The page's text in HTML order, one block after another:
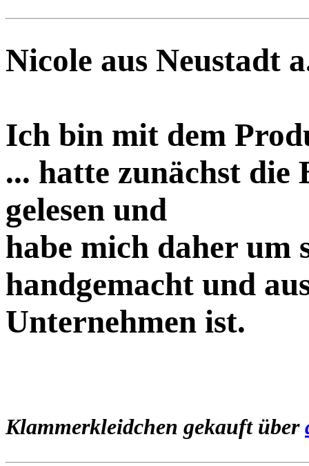
Nicole aus Neustadt
Ich bin mit dem
... hatte zunächst
gelesen und
habe mich daher um
handgemacht und
Unternehmen ist.
Klammerkleidchen gekauft über